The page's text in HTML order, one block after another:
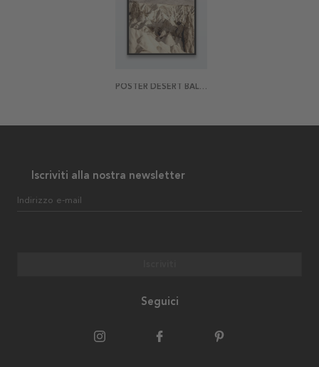
POSTER DESERT BALLOON
Iscriviti alla nostra newsletter
Indirizzo e-mail
Seguici